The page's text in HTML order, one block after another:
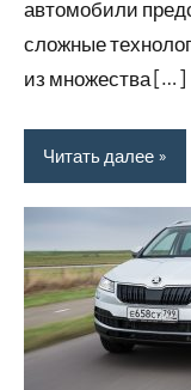
автомобили
сложные
из множества […]
Читать далее